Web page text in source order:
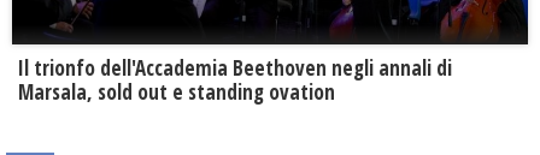
Il trionfo dell'Accademia Beethoven negli annali di
Marsala, sold out e standing ovation